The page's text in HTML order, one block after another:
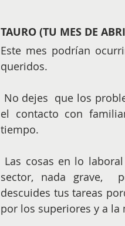
TAURO (TU MES DE
Este mes podrían
queridos.
el contacto con
tiempo.
sector, nada grave,
descuides tus tareas
por los superiores y a